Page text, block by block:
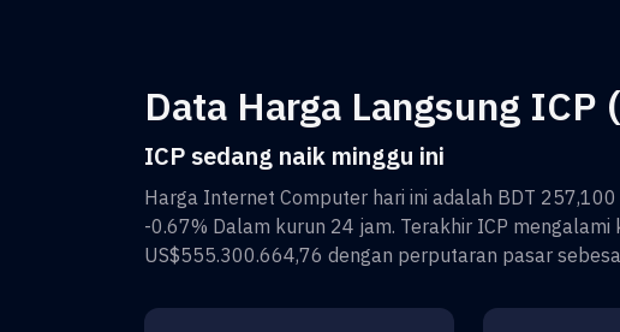
Data Harga Langsung
ICP sedang naik minggu ini
Harga Internet Computer hari ini adalah BDT 257,100
-0.67% Dalam kurun 24 jam. Terakhir ICP mengalami
US$555.300.664,76 dengan perputaran pasar